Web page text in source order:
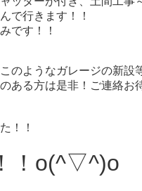
で行きます！！
です！！
のようなガレージの新設
ある方は是非！ご連絡お
！！
！o(^▽^)o